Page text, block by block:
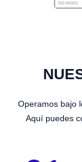
Operamos bajo
Aquí puedes